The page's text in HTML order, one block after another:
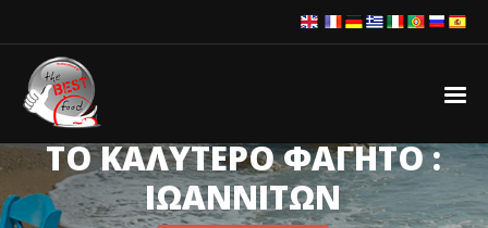
ΤΟ ΚΑΛΥΤΕΡΟ ΦΑΓΗΤΟ :
ΙΩΑΝΝΙΤΩΝ